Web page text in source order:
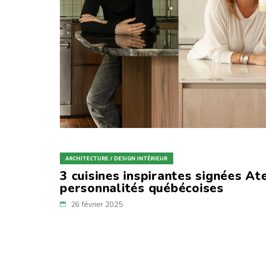
ARCHITECTURE / DESIGN INTÉRIEUR
3 cuisines inspirantes signées
personnalités québécoises
26 février 2025